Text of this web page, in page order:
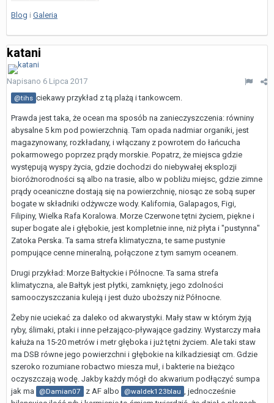
Blog i Galeria
katani
Napisano 6 Lipca 2017
@tihs ciekawy przykład z tą plażą i tankowcem.
Prawda jest taka, że ocean ma sposób na zanieczyszczenia: równiny
abysalne 5 km pod powierzchnią. Tam opada nadmiar organiki, jest
magazynowany, rozkładany, i włączany z powrotem do łańcucha
pokarmowego poprzez prądy morskie. Popatrz, że miejsca gdzie
występują wyspy życia, gdzie dochodzi do niebywałej eksplozji
bioróżnorodności są albo na trasie, albo w pobliżu miejsc, gdzie zimne
prądy oceaniczne dostają się na powierzchnię, niosąc ze sobą super
bogate w składniki odżywcze wody. Kalifornia, Galapagos, Figi,
Filipiny, Wielka Rafa Koralowa. Morze Czerwone tętni życiem, piękne i
super bogate ale i głębokie, jest kompletnie inne, niż płyta i "pustynna"
Zatoka Perska. Ta sama strefa klimatyczna, te same pustynie
pompujące cenne mineralną, połączone z tym samym oceanem.
Drugi przykład: Morze Bałtyckie i Północne. Ta sama strefa
klimatyczna, ale Bałtyk jest płytki, zamknięty, jego zdolności
samooczyszczania kuleją i jest dużo uboższy niż Północne.
Żeby nie uciekać za daleko od akwarystyki. Mały staw w którym żyją
ryby, ślimaki, ptaki i inne pełzająco-pływające gadziny. Wystarczy mała
kałuża na 15-20 metrów i metr głęboka i już tętni życiem. Ale taki staw
ma DSB równe jego powierzchni i głębokie na kilkadziesiąt cm. Gdzie
szeroko rozumiane robactwo miesza muł, i bakterie na bieżąco
oczyszczają wodę. Jakby każdy mógł do akwarium podłączyć sumpa
jak ma
@Damian07 z AF albo @waldek123blau
, jednocześnie